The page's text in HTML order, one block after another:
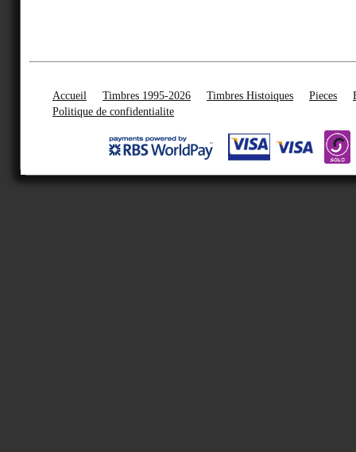
Accueil Timbres 1995-2026 Timbres Histoiques Pieces
Politique de confidentialite